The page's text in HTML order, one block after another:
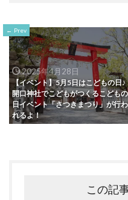
Prev
2025年4月28日
【イベント】5月5日はこどもの日♪
開口神社でこどもがつくるこどもの
日イベント「さつきまつり」が行わ
れるよ！
この記